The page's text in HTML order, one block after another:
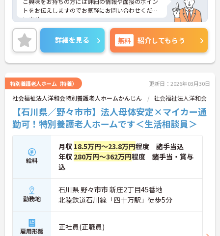
トをお伝えしますのでお気軽にお問い合わせくださ
いませ。
詳細を見る 無料 紹介してもらう
特別養護老人ホーム（特養） 更新日：2026年03月30日
社会福祉法人洋和会特別養護老人ホームかんじん 社会福祉法人洋和会
【石川県／野々市市】法人母体安定×マイカー通
勤可！特別養護老人ホームです＜生活相談員＞
給料
月収 18.5万円～23.8万円程度 諸手当込
年収 280万円～362万円程度 諸手当・賞与
込
勤務地
石川県 野々市市 新庄2丁目45番地
北陸鉄道石川線「四十万駅」徒歩5分
雇用形態 正社員(正職員)